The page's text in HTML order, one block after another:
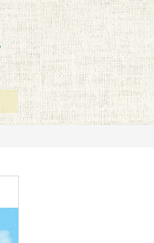
子どもと豊かに